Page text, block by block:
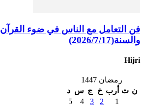
فن التعامل مع الناس في ضوء القرآن
والسنة(2026/7/17)
Hijri
رمضان 1447
ن ث أرب خ ج س د
1
2
3
4
5